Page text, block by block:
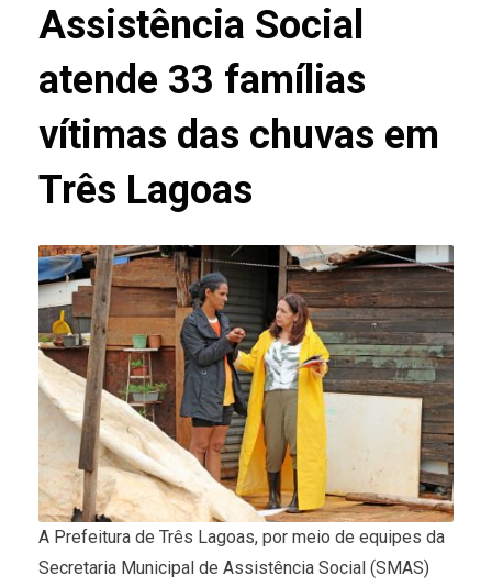
Assistência Social
atende 33 famílias
vítimas das chuvas em
Três Lagoas
A Prefeitura de Três Lagoas, por meio de equipes da
Secretaria Municipal de Assistência Social (SMAS)